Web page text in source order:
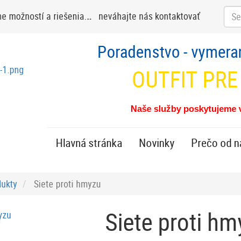
možností a riešenia... neváhajte nás kontaktovať
Poradenstvo -
OUTFIT
Naše služby
Hlavná stránka Novinky Prečo od
Siete proti hmyzu
Siete proti